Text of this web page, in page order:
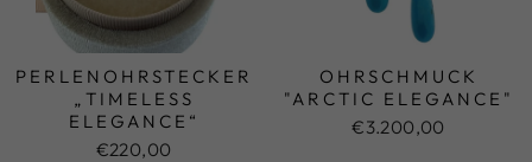
PERLENOHRSTECKER
„TIMELESS
ELEGANCE“
€220,00
OHRSCHMUCK
"ARCTIC ELEGANCE"
€3.200,00